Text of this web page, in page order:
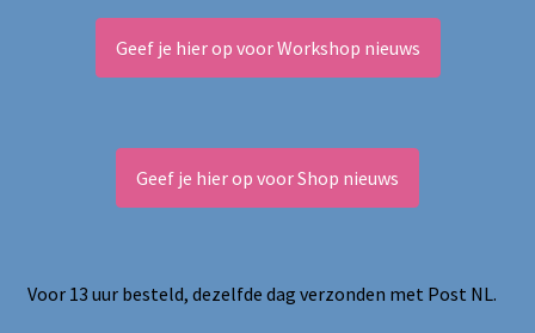
Geef je hier op voor Workshop nieuws
Geef je hier op voor Shop nieuws
Voor 13 uur besteld, dezelfde dag verzonden met Post NL.